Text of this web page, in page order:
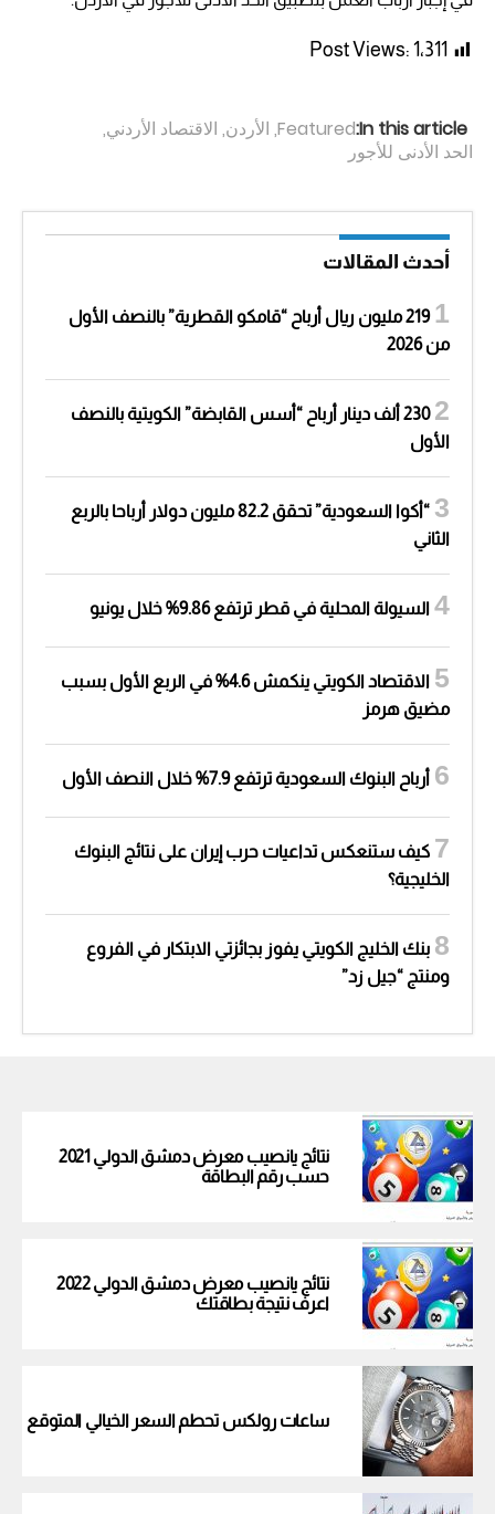
Post Views: 1٬311
In this article:
Featured
, الأردن, الاقتصاد الأردني,
الحد الأدنى للأجور
أحدث المقالات
219 مليون ريال أرباح “قامكو القطرية” بالنصف الأول
من 2026
230 ألف دينار أرباح “أسس القابضة” الكويتية بالنصف
الأول
“أكوا السعودية” تحقق 82.2 مليون دولار أرباحا بالربع
الثاني
السيولة المحلية في قطر ترتفع 9.86% خلال يونيو
الاقتصاد الكويتي ينكمش 4.6% في الربع الأول بسبب
مضيق هرمز
أرباح البنوك السعودية ترتفع 7.9% خلال النصف الأول
كيف ستنعكس تداعيات حرب إيران على نتائج البنوك
الخليجية؟
بنك الخليج الكويتي يفوز بجائزتي الابتكار في الفروع
ومنتج “جيل زد”
نتائج يانصيب معرض دمشق الدولي 2021
حسب رقم البطاقة
نتائج يانصيب معرض دمشق الدولي 2022
اعرف نتيجة بطاقتك
ساعات رولكس تحطم السعر الخيالي المتوقع